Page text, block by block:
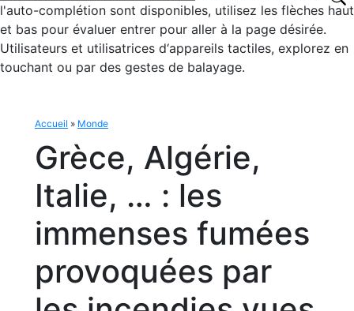
:l'auto-complétion sont disponibles, utilisez les flèches haut
et bas pour évaluer entrer pour aller à la page désirée.
Utilisateurs et utilisatrices d‘appareils tactiles, explorez en
touchant ou par des gestes de balayage.
Accueil » Monde
Grèce, Algérie,
Italie, … : les
immenses fumées
provoquées par